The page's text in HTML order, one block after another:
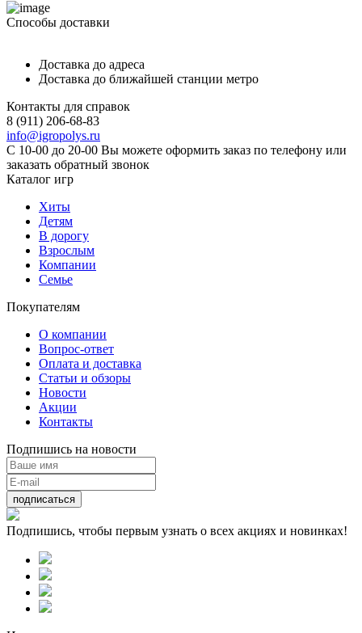
Способы доставки
Доставка до адреса
Доставка до ближайшей станции метро
Контакты для справок
8 (911) 206-68-83
info@igropolys.ru
С 10-00 до 20-00 Вы можете оформить заказ по телефону или
заказать обратный звонок
Каталог игр
Хиты
Детям
В дорогу
Взрослым
Компании
Семье
Покупателям
О компании
Вопрос-ответ
Оплата и доставка
Статьи и обзоры
Новости
Акции
Контакты
Подпишись на новости
подписаться
Подпишись, чтобы первым узнать о всех акциях и новинках!